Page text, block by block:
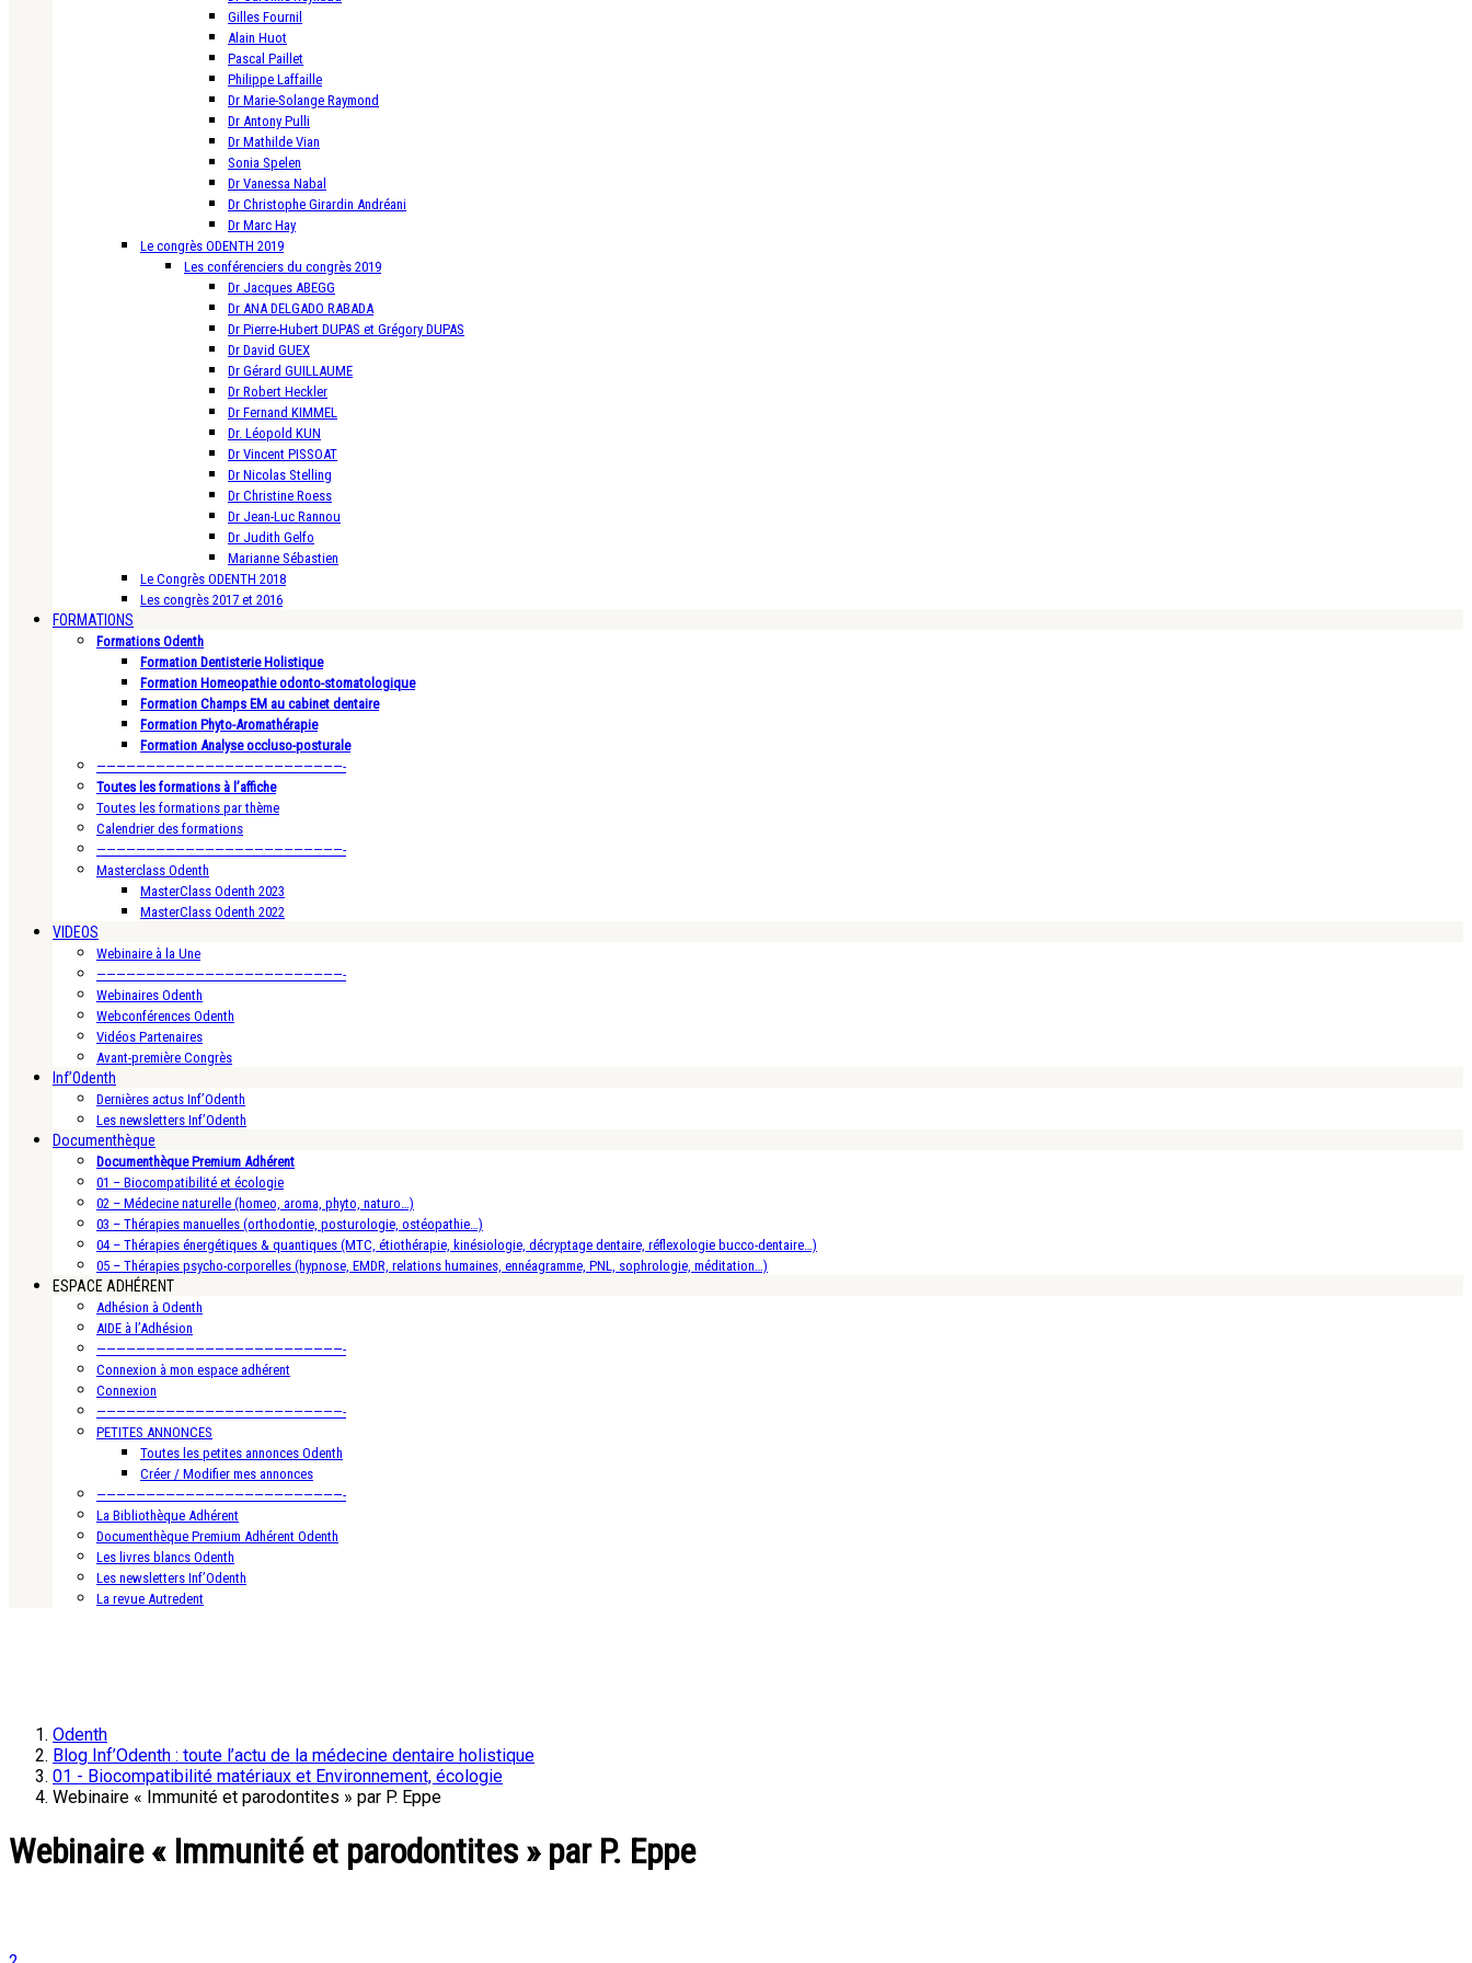
Gilles Fournil
Alain Huot
Pascal Paillet
Philippe Laffaille
Dr Marie-Solange Raymond
Dr Antony Pulli
Dr Mathilde Vian
Sonia Spelen
Dr Vanessa Nabal
Dr Christophe Girardin Andréani
Dr Marc Hay
Le congrès ODENTH 2019
Les conférenciers du congrès 2019
Dr Jacques ABEGG
Dr ANA DELGADO RABADA
Dr Pierre-Hubert DUPAS et Grégory DUPAS
Dr David GUEX
Dr Gérard GUILLAUME
Dr Robert Heckler
Dr Fernand KIMMEL
Dr. Léopold KUN
Dr Vincent PISSOAT
Dr Nicolas Stelling
Dr Christine Roess
Dr Jean-Luc Rannou
Dr Judith Gelfo
Marianne Sébastien
Le Congrès ODENTH 2018
Les congrès 2017 et 2016
FORMATIONS
Formations Odenth
Formation Dentisterie Holistique
Formation Homeopathie odonto-stomatologique
Formation Champs EM au cabinet dentaire
Formation Phyto-Aromathérapie
Formation Analyse occluso-posturale
—————————————————————————-
Toutes les formations à l’affiche
Toutes les formations par thème
Calendrier des formations
—————————————————————————-
Masterclass Odenth
MasterClass Odenth 2023
MasterClass Odenth 2022
VIDEOS
Webinaire à la Une
—————————————————————————-
Webinaires Odenth
Webconférences Odenth
Vidéos Partenaires
Avant-première Congrès
Inf’Odenth
Dernières actus Inf’Odenth
Les newsletters Inf’Odenth
Documenthèque
Documenthèque Premium Adhérent
01 – Biocompatibilité et écologie
02 – Médecine naturelle (homeo, aroma, phyto, naturo…)
03 – Thérapies manuelles (orthodontie, posturologie, ostéopathie…)
04 – Thérapies énergétiques & quantiques (MTC, étiothérapie, kinésiologie, décryptage dentaire, réflexologie bucco-dentaire…)
05 – Thérapies psycho-corporelles (hypnose, EMDR, relations humaines, ennéagramme, PNL, sophrologie, méditation…)
ESPACE ADHÉRENT
Adhésion à Odenth
AIDE à l’Adhésion
—————————————————————————-
Connexion à mon espace adhérent
Connexion
—————————————————————————-
PETITES ANNONCES
Toutes les petites annonces Odenth
Créer / Modifier mes annonces
—————————————————————————-
La Bibliothèque Adhérent
Documenthèque Premium Adhérent Odenth
Les livres blancs Odenth
Les newsletters Inf’Odenth
La revue Autredent
Odenth
Blog Inf’Odenth : toute l’actu de la médecine dentaire holistique
01 - Biocompatibilité matériaux et Environnement, écologie
Webinaire « Immunité et parodontites » par P. Eppe
Webinaire « Immunité et parodontites » par P. Eppe